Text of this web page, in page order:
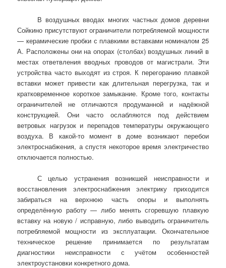
В воздушных вводах многих частных домов деревни
Сойкино присутствуют ограничители потребляемой мощности
— керамические пробки с плавкими вставками номиналом 25
А. Расположены они на опорах (столбах) воздушных линий в
местах ответвления вводных проводов от магистрали. Эти
устройства часто выходят из строя. К перегоранию плавкой
вставки может привести как длительная перегрузка, так и
кратковременное короткое замыкание. Кроме того, контакты
ограничителей не отличаются продуманной и надёжной
конструкцией. Они часто ослабляются под действием
ветровых нагрузок и перепадов температуры окружающего
воздуха. В какой-то момент в доме возникают перебои
электроснабжения, а спустя некоторое время электричество
отключается полностью.
С целью устранения возникшей неисправности и
восстановления электроснабжения электрику приходится
забираться на верхнюю часть опоры и выполнять
определённую работу — либо менять сгоревшую плавкую
вставку на новую / исправную, либо выводить ограничитель
потребляемой мощности из эксплуатации. Окончательное
техническое решение принимается по результатам
диагностики неисправности с учётом особенностей
электроустановки конкретного дома.